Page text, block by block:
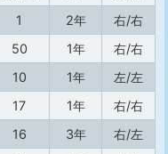
1 2年
右/右
50 1年
右/右
10 1年
左/左
17 1年
右/右
16 3年
右/左